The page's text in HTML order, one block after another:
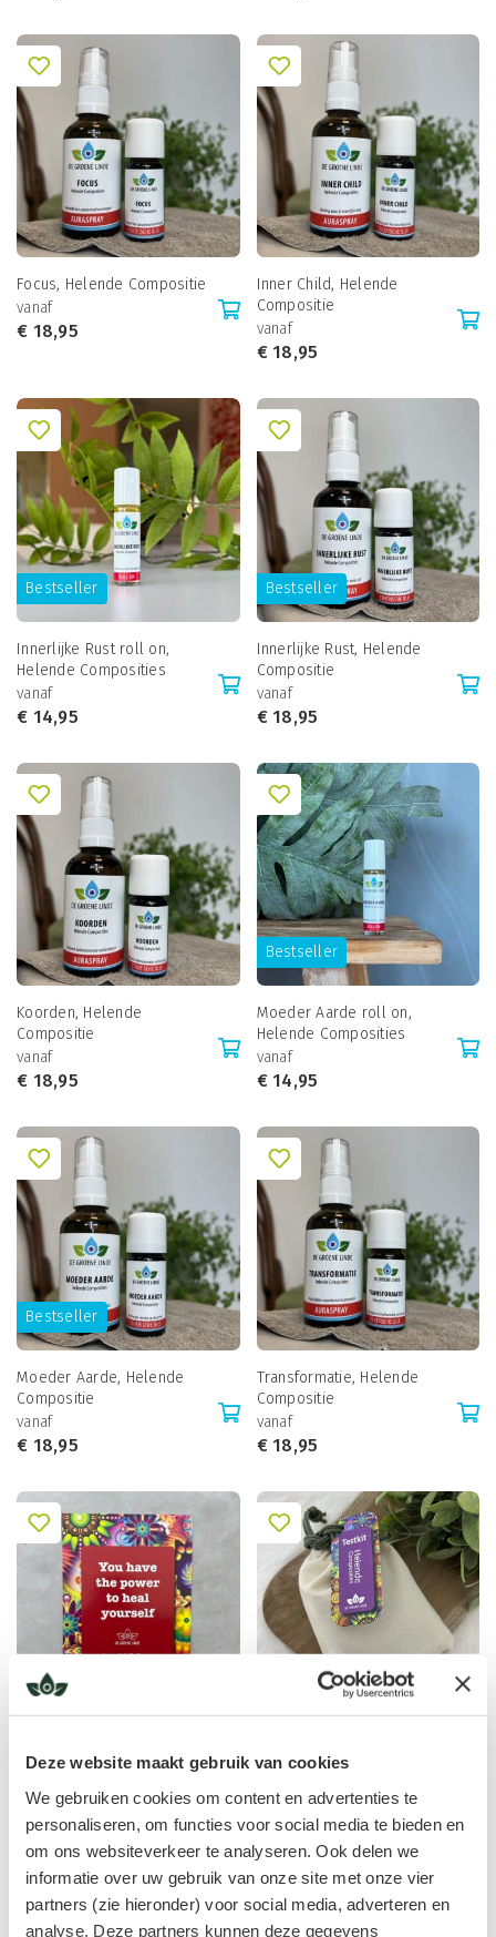
Deze website maakt gebruik van cookies
We gebruiken cookies om content en advertenties te
personaliseren, om functies voor social media te bieden en
om ons websiteverkeer te analyseren. Ook delen we
informatie over uw gebruik van onze site met onze vier
partners (zie hieronder) voor social media, adverteren en
analyse. Deze partners kunnen deze gegevens
Focus, Helende Compositie
vanaf
€ 18,95
Inner Child, Helende
Compositie
vanaf
€18,95
Bestseller
Innerlijke Rust roll on,
Helende Composities
vanaf
€ 14,95
Bestseller
Innerlijke Rust, Helende
Compositie
vanaf
€18,95
Koorden, Helende
Compositie
vanaf
€ 18,95
Bestseller
Moeder Aarde roll on,
Helende Composities
vanaf
€14,95
Bestseller
Moeder Aarde, Helende
Compositie
vanaf
€ 18,95
Transformatie, Helende
Compositie
vanaf
€18,95
€0,05
Composities
Bespaar 10% Bespaar 10%